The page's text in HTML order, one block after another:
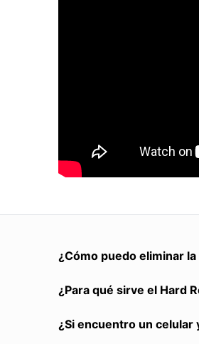
¿Cómo puedo eliminar
¿Para qué sirve el Hard
¿Si encuentro un celular